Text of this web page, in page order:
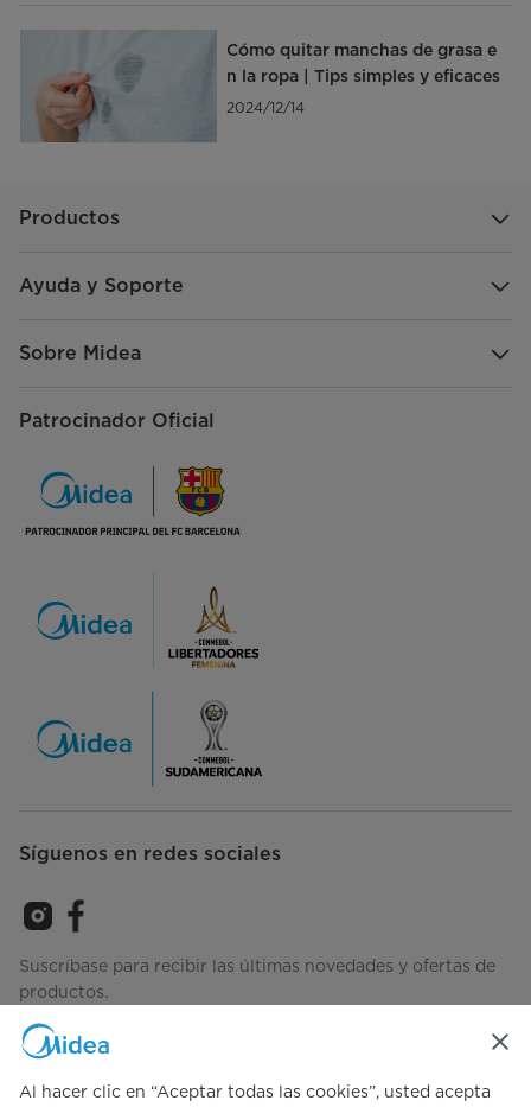
Cómo quitar manchas de grasa e
n la ropa | Tips simples y eficaces
2024/12/14
Productos
Ayuda y Soporte
Sobre Midea
Patrocinador Oficial
Síguenos en redes sociales
Suscríbase para recibir las últimas novedades y ofertas de
productos.
Consulta cómo gestionamos tus datos Términos-de-Uso
Al hacer clic en “Aceptar todas las cookies”, usted acepta